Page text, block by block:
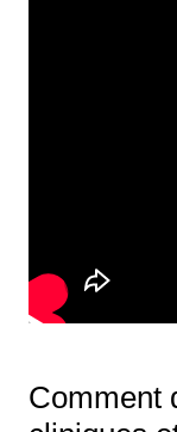
Comment